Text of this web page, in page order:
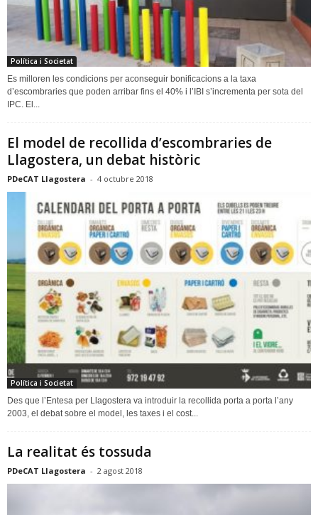
Política i Societat
Es milloren les condicions per aconseguir bonificacions a la taxa
d’escombraries que poden arribar fins el 40% i l’IBI s’incrementa per sota del
IPC. El...
El model de recollida d’escombraries de
Llagostera, un debat històric
PDeCAT Llagostera - 4 octubre 2018
Política i Societat
Des que l’Entesa per Llagostera va introduir la recollida porta a porta l’any
2003, el debat sobre el model, les taxes i el cost...
La realitat és tossuda
PDeCAT Llagostera - 2 agost 2018